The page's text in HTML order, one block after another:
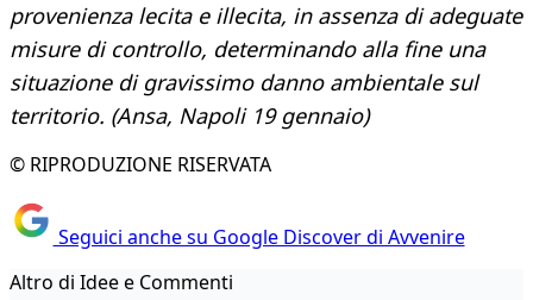
provenienza lecita e illecita, in assenza di adeguate
misure di controllo, determinando alla fine una
situazione di gravissimo danno ambientale sul
territorio. (Ansa, Napoli 19 gennaio)
© RIPRODUZIONE RISERVATA
Seguici anche su Google Discover di Avvenire
Altro di Idee e Commenti